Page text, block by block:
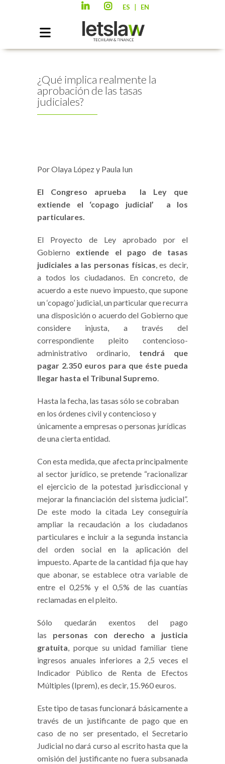
ES EN
¿Qué implica realmente la
aprobación de las tasas
judiciales?
Por Olaya López y Paula Iun
El Congreso aprueba la Ley que
extiende el ‘copago judicial’ a los
particulares.
El Proyecto de Ley aprobado por el
Gobierno extiende el pago de tasas
judiciales a las personas físicas, es decir,
a todos los ciudadanos. En concreto, de
acuerdo a este nuevo impuesto, que supone
un ‘copago’ judicial, un particular que recurra
una disposición o acuerdo del Gobierno que
considere injusta, a través del
correspondiente pleito contencioso-
administrativo ordinario, tendrá que
pagar 2.350 euros para que éste pueda
llegar hasta el Tribunal Supremo.
Hasta la fecha, las tasas sólo se cobraban
en los órdenes civil y contencioso y
únicamente a empresas o personas jurídicas
de una cierta entidad.
Con esta medida, que afecta principalmente
al sector jurídico, se pretende “racionalizar
el ejercicio de la potestad jurisdiccional y
mejorar la financiación del sistema judicial”.
De este modo la citada Ley conseguiría
ampliar la recaudación a los ciudadanos
particulares e incluir a la segunda instancia
del orden social en la aplicación del
impuesto. Aparte de la cantidad fija que hay
que abonar, se establece otra variable de
entre el 0,25% y el 0,5% de las cuantías
reclamadas en el pleito.
Sólo quedarán exentos del pago
las personas con derecho a justicia
gratuita, porque su unidad familiar tiene
ingresos anuales inferiores a 2,5 veces el
Indicador Público de Renta de Efectos
Múltiples (Iprem), es decir, 15.960 euros.
Este tipo de tasas funcionará básicamente a
través de un justificante de pago que en
caso de no ser presentado, el Secretario
Judicial no dará curso al escrito hasta que la
omisión del justificante no fuera subsanada